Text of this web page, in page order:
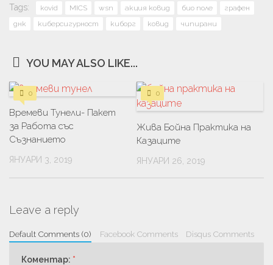
Tags: kovid MICS wsn акция ковид био поле
графен
днк
киберсигурност киборг ковид чипирани
YOU MAY ALSO LIKE...
0
Времеви Тунели- Пакет
за Работа със
Съзнанието
ЯНУАРИ 3, 2019
0
Жива Бойна Практика на
Казаците
ЯНУАРИ 26, 2019
Leave a reply
Default Comments (0) Facebook Comments Disqus Comments
Коментар: *